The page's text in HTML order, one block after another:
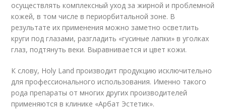
осуществлять комплексный уход за жирной и проблемной
кожей, в том числе в периорбитальной зоне. В
результате их применения можно заметно осветлить
круги под глазами, разгладить «гусиные лапки» в уголках
глаз, подтянуть веки. Выравнивается и цвет кожи.
К слову, Holy Land производит продукцию исключительно
для профессионального использования. Именно такого
рода препараты от многих других производителей
применяются в клинике «Арбат Эстетик».